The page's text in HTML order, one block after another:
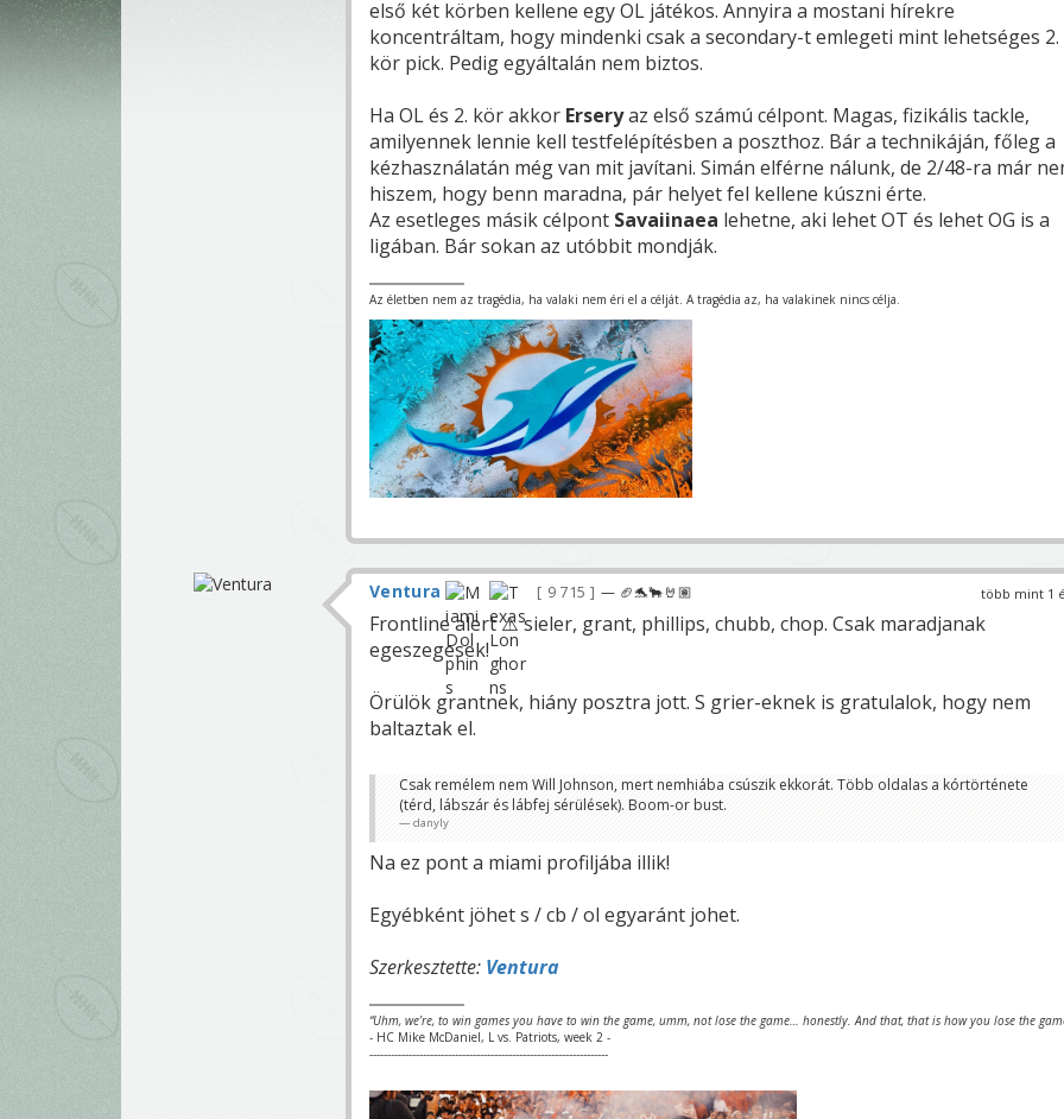
első két körben kellene egy OL játékos. Annyira a mostani hírekre
koncentráltam, hogy mindenki csak a secondary-t emlegeti mint lehetséges 2.
kör pick. Pedig egyáltalán nem biztos.
Ha OL és 2. kör akkor Erseryaz első számú célpont. Magas, fizikális tackle,
amilyennek lennie kell testfelépítésben a poszthoz. Bár a technikáján, főleg a
kézhasználatán még van mit javítani. Simán elférne nálunk, de 2/48-ra már
hiszem, hogy benn maradna, pár helyet fel kellene kúszni érte.
Az esetleges másik célpont Savaiinaea lehetne, aki lehet OT és lehet OG is a
ligában. Bár sokan az utóbbit mondják.
Az életben nem az tragédia, ha valaki nem éri el a célját. A tragédia az, ha valakinek nincs célja.
több mint 1
Ventura 9 715 — 🏈🐬🐂🤘🏽
Frontline alert ⚠️ sieler, grant, phillips, chubb, chop. Csak maradjanak
egeszegesek!
Örülök grantnek, hiány posztra jott. S grier-eknek is gratulalok, hogy nem
baltaztak el.
Csak remélem nem Will Johnson, mert nemhiába csúszik ekkorát. Több oldalas a kórtörténete
(térd, lábszár és lábfej sérülések). Boom-or bust.
danyly
Na ez pont a miami profiljába illik!
Egyébként jöhet s / cb / ol egyaránt johet.
Szerkesztette: Ventura
“Uhm, we’re, to win games you have to win the game, umm, not lose the game… honestly. And that, that is how you lose the
- HC Mike McDaniel, L vs. Patriots, week 2 -
-------------------------------------------------------------------